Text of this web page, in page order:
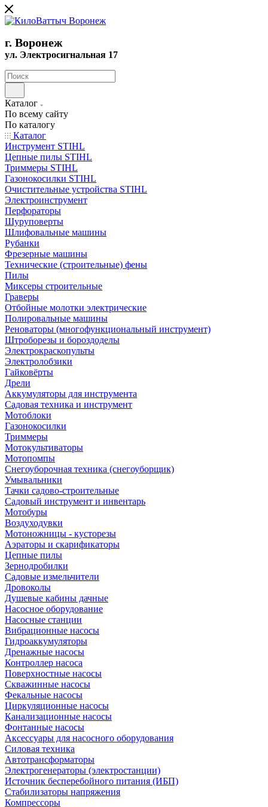
г. Воронеж
ул. Электросигнальная 17
Каталог
По всему сайту
По каталогу
Каталог
Инструмент STIHL
Цепные пилы STIHL
Триммеры STIHL
Газонокосилки STIHL
Очистительные устройства STIHL
Электроинструмент
Перфораторы
Шуруповерты
Шлифовальные машины
Рубанки
Фрезерные машины
Технические (строительные) фены
Пилы
Миксеры строительные
Граверы
Отбойные молотки электрические
Полировальные машины
Реноваторы (многофункциональный инструмент)
Штроборезы и бороздоделы
Электрокраскопульты
Электролобзики
Гайковёрты
Дрели
Аккумуляторы для инструмента
Садовая техника и инструмент
Мотоблоки
Газонокосилки
Триммеры
Мотокультиваторы
Мотопомпы
Снегоуборочная техника (снегоуборщик)
Умывальники
Тачки садово-строительные
Садовый инструмент и инвентарь
Мотобуры
Воздуходувки
Мотоножницы - кусторезы
Аэраторы и скарификаторы
Цепные пилы
Зернодробилки
Садовые измельчители
Дровоколы
Душевые кабины дачные
Насосное оборудование
Насосные станции
Вибрационные насосы
Гидроаккумуляторы
Дренажные насосы
Контроллер насоса
Поверхностные насосы
Скважинные насосы
Фекальные насосы
Циркуляционные насосы
Канализационные насосы
Фонтанные насосы
Аксессуары для насосного оборудования
Силовая техника
Автотрансформаторы
Электрогенераторы (электростанции)
Источник бесперебойного питания (ИБП)
Стабилизаторы напряжения
Компрессоры